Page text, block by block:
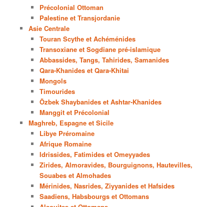
Précolonial Ottoman
Palestine et Transjordanie
Asie Centrale
Touran Scythe et Achéménides
Transoxiane et Sogdiane pré-islamique
Abbassides, Tangs, Tahirides, Samanides
Qara-Khanides et Qara-Khitai
Mongols
Timourides
Özbek Shaybanides et Ashtar-Khanides
Manggit et Précolonial
Maghreb, Espagne et Sicile
Libye Préromaine
Afrique Romaine
Idrissides, Fatimides et Omeyyades
Zirides, Almoravides, Bourguignons, Hautevilles,
Souabes et Almohades
Mérinides, Nasrides, Ziyyanides et Hafsides
Saadiens, Habsbourgs et Ottomans